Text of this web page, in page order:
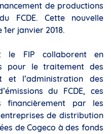
de productions
FCDE. Cette nouvelle
janvier 2018.
le FIP collaborent en
pour le traitement des
et l’administration des
du FCDE, ces
financièrement par les
de distribution
de Cogeco à des fonds